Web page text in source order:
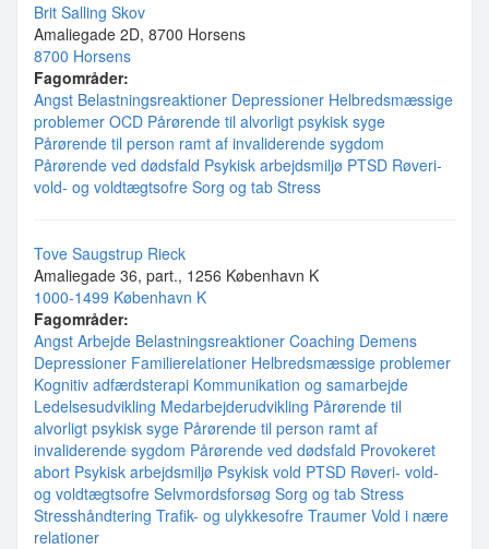
Brit Salling Skov
Amaliegade 2D, 8700 Horsens
8700 Horsens
Fagområder:
Angst Belastningsreaktioner Depressioner Helbredsmæssige
problemer OCD Pårørende til alvorligt psykisk syge
Pårørende til person ramt af invaliderende sygdom
Pårørende ved dødsfald Psykisk arbejdsmiljø PTSD Røveri-
vold- og voldtægtsofre Sorg og tab Stress
Tove Saugstrup Rieck
Amaliegade 36, part., 1256 København K
1000-1499 København K
Fagområder:
Angst Arbejde Belastningsreaktioner Coaching Demens
Depressioner Familierelationer Helbredsmæssige problemer
Kognitiv adfærdsterapi Kommunikation og samarbejde
Ledelsesudvikling Medarbejderudvikling Pårørende til
alvorligt psykisk syge Pårørende til person ramt af
invaliderende sygdom Pårørende ved dødsfald Provokeret
abort Psykisk arbejdsmiljø Psykisk vold PTSD Røveri- vold-
og voldtægtsofre Selvmordsforsøg Sorg og tab Stress
Stresshåndtering Trafik- og ulykkesofre Traumer Vold i nære
relationer